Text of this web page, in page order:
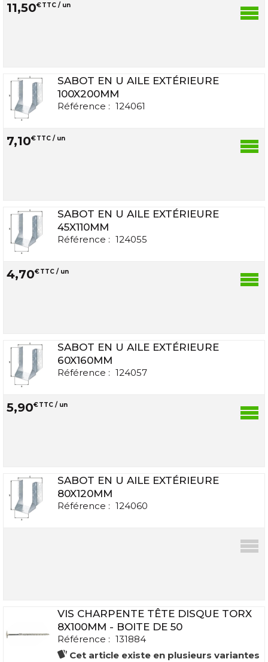
11,50€TTC / un
SABOT EN U AILE EXTÉRIEURE
100X200MM
Référence : 124061
7,10€TTC / un
SABOT EN U AILE EXTÉRIEURE
45X110MM
Référence : 124055
4,70€TTC / un
SABOT EN U AILE EXTÉRIEURE
60X160MM
Référence : 124057
5,90€TTC / un
SABOT EN U AILE EXTÉRIEURE
80X120MM
Référence : 124060
VIS CHARPENTE TÊTE DISQUE TORX
8X100MM - BOITE DE 50
Référence : 131884
Cet article existe en plusieurs variantes